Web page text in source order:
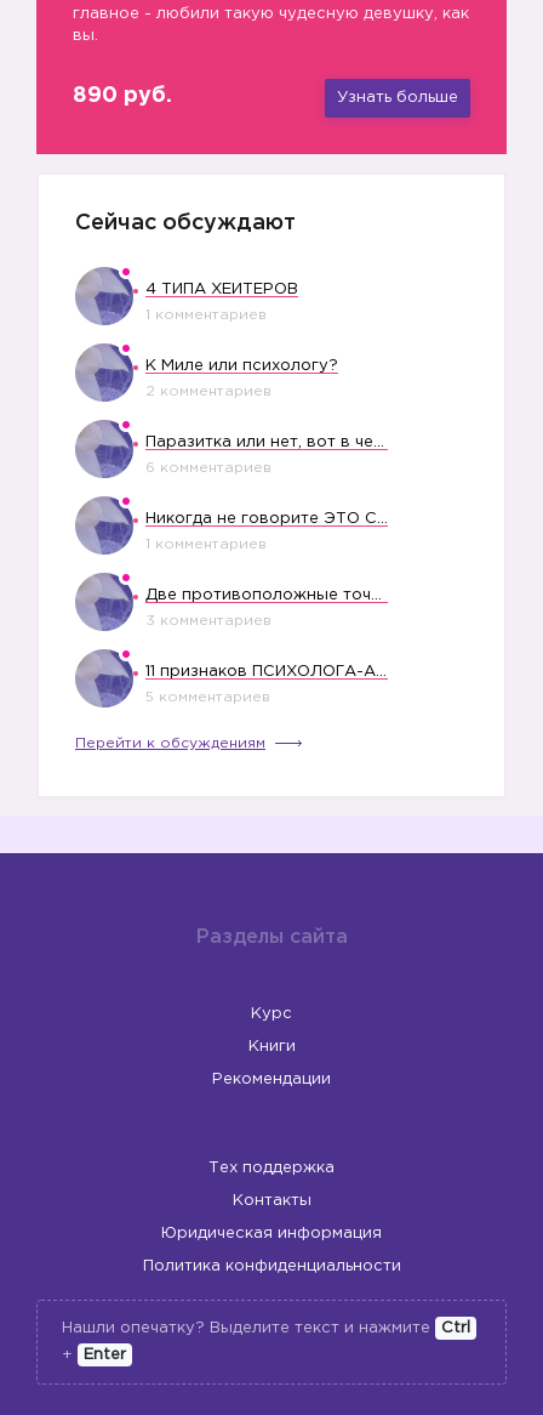
главное - любили такую чудесную девушку, как
вы.
890 руб. Узнать больше
Сейчас обсуждают
4 ТИПА ХЕЙТЕРОВ
1 комментариев
К Миле или психологу?
2 комментариев
6 комментариев
1 комментариев
3 комментариев
5 комментариев
Перейти к обсуждениям
Разделы сайта
Курс
Книги
Рекомендации
Тех поддержка
Контакты
Юридическая информация
Политика конфиденциальности
Нашли опечатку? Выделите текст и нажмите
Ctrl
+
Enter